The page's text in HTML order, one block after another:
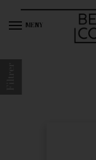
MENY
Filtrer